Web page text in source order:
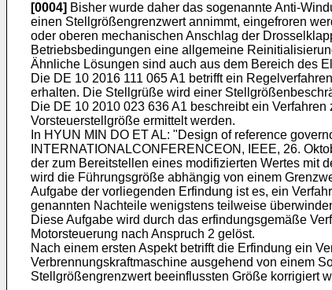
[0004] Bisher wurde daher das sogenannte Anti-
einen Stellgrößengrenzwert annimmt, eingefroren
oder oberen mechanischen Anschlag der
Betriebsbedingungen eine allgemeine
Ähnliche Lösungen sind auch aus dem Bereich des
Die DE 10 2016 111 065 A1 betrifft ein
erhalten. Die Stellgrüße wird einer
Die DE 10 2010 023 636 A1 beschreibt ein
Vorsteuerstellgröße ermittelt werden.
In HYUN MIN DO ET AL: "Design of reference
INTERNATIONALCONFERENCEON, IEEE, 26.
der zum Bereitstellen eines modifizierten Wertes mit
wird die Führungsgröße abhängig von einem
Aufgabe der vorliegenden Erfindung ist es, ein
genannten Nachteile wenigstens teilweise
Diese Aufgabe wird durch das erfindungsgemäße
Motorsteuerung nach Anspruch 2 gelöst.
Nach einem ersten Aspekt betrifft die Erfindung ein
Verbrennungskraftmaschine ausgehend von einem
Stellgrößengrenzwert beeinflussten Größe korrigiert